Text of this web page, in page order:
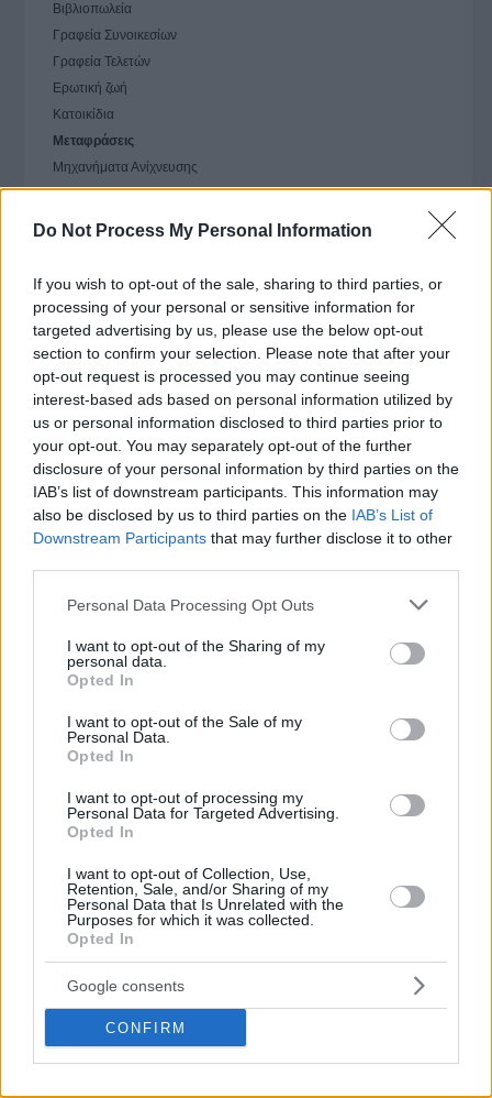
Do Not Process My Personal Information
If you wish to opt-out of the sale, sharing to third parties, or
processing of your personal or sensitive information for
targeted advertising by us, please use the below opt-out
section to confirm your selection. Please note that after your
opt-out request is processed you may continue seeing
interest-based ads based on personal information utilized by
us or personal information disclosed to third parties prior to
your opt-out. You may separately opt-out of the further
disclosure of your personal information by third parties on the
IAB’s list of downstream participants. This information may
also be disclosed by us to third parties on the IAB’s List of
Downstream Participants that may further disclose it to other
Please note that this website/app uses one or more Google
not limited to your visit or usage behaviour. You may click to
grant or deny consent to Google and its third-party tags to
use your data for below specified purposes in below Google
consent section.
Personal Data Processing Opt Outs
I want to opt-out of the Sharing of my
personal data.
Opted In
I want to opt-out of the Sale of my
Personal Data.
Opted In
I want to opt-out of processing my
Personal Data for Targeted Advertising.
Opted In
I want to opt-out of Collection, Use,
Retention, Sale, and/or Sharing of my
Personal Data that Is Unrelated with the
Purposes for which it was collected.
Opted In
Google consents
CONFIRM
Βιβλιοπωλεία
Γραφεία Συνοικεσίων
Γραφεία Τελετών
Ερωτική ζωή
Κατοικίδια
Μεταφράσεις
Μηχανήματα Ανίχνευσης
Οπτικά
Υπηρεσίες B2B
Διασκέδαση
Εργασία
Ομορφιά & Αθλητισμός
Σπίτι
Συμβουλευτικές Υπηρεσίες
Σχετικές αναζητήσεις στο Vrisko
Δημοφιλή Άρθρα
Τι είναι το Πρησμένο Στήθος και πως αντιμετωπίζεται